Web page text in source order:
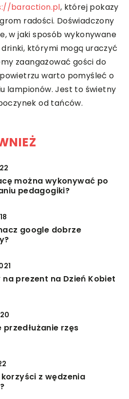
baraction.pl, której pokazy
radości. Doświadczony
w jaki sposób wykonywane
którymi mogą uraczyć
zaangażować gości do
warto pomyśleć o
lampionów. Jest to świetny
od tańców.
można wykonywać po
pedagogiki?
google dobrze
na prezent na Dzień Kobiet
przedłużanie rzęs
z wędzenia